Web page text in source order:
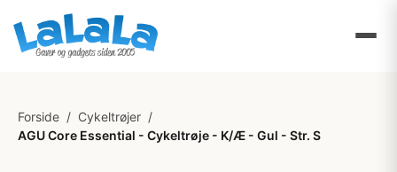
Forside / Cykeltrøjer /
AGU Core Essential - Cykeltrøje - K/Æ - Gul - Str. S